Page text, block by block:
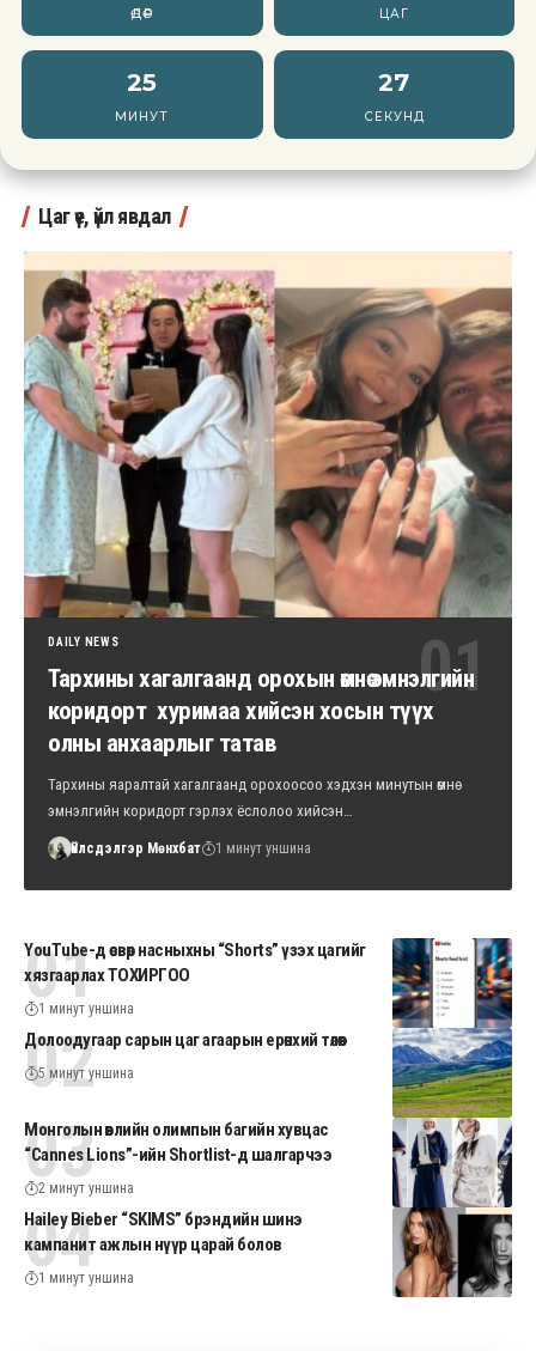
ӨДӨР ЦАГ
25
МИНУТ
26
СЕКУНД
Цаг үе, үйл явдал
DAILY NEWS
Тархины хагалгаанд орохын өмнө эмнэлгийн
коридорт хуримаа хийсэн хосын түүх
олны анхаарлыг татав
Тархины яаралтай хагалгаанд орохоосоо хэдхэн минутын өмнө
эмнэлгийн коридорт гэрлэх ёслолоо хийсэн…
Үйлсдэлгэр Мөнхбат 1 минут уншина
YouTube-д өсвөр насныхны “Shorts” үзэх цагийг
хязгаарлах ТОХИРГОО
1 минут уншина
Долоодугаар сарын цаг агаарын ерөнхий төлөв
5 минут уншина
Монголын өвлийн олимпын багийн хувцас
“Cannes Lions”-ийн Shortlist-д шалгарчээ
2 минут уншина
Hailey Bieber “SKIMS” брэндийн шинэ
кампанит ажлын нүүр царай болов
1 минут уншина